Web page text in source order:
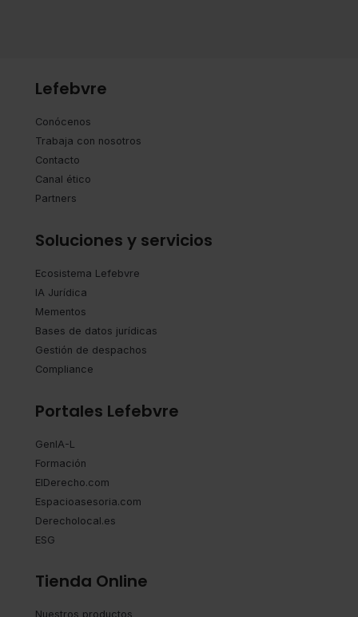
Lefebvre
Conócenos
Trabaja con nosotros
Contacto
Canal ético
Partners
Soluciones y servicios
Ecosistema Lefebvre
IA Jurídica
Mementos
Bases de datos jurídicas
Gestión de despachos
Compliance
Portales Lefebvre
GenIA-L
Formación
ElDerecho.com
Espacioasesoria.com
Derecholocal.es
ESG
Tienda Online
Nuestros productos